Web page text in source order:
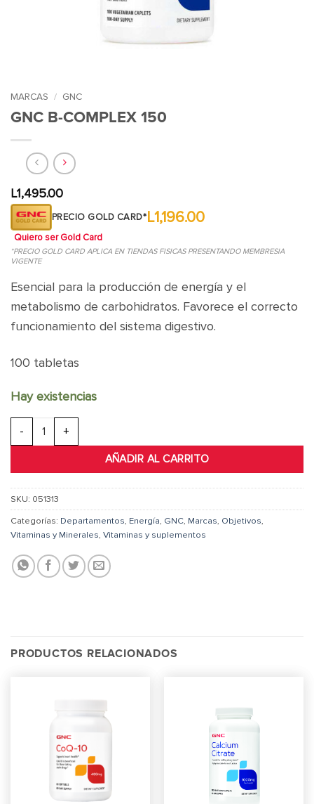
MARCAS / GNC
GNC B-COMPLEX 150
L1,495.00
PRECIO GOLD CARD*L1,196.00
Quiero ser Gold Card
*PRECIO GOLD CARD APLICA EN TIENDAS FISICAS PRESENTANDO MEMBRESIA
VIGENTE
Esencial para la producción de energía y el
metabolismo de carbohidratos. Favorece el correcto
funcionamiento del sistema digestivo.
100 tabletas
Hay existencias
GNC B-COMPLEX 150 cantidad
AÑADIR AL CARRITO
SKU: 051313
Categorías: Departamentos, Energía, GNC, Marcas, Objetivos,
Vitaminas y Minerales, Vitaminas y suplementos
PRODUCTOS RELACIONADOS